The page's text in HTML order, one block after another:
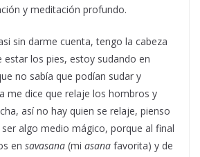
y meditación profundo.
sin darme cuenta, tengo la cabeza
estar los pies, estoy sudando en
no sabía que podían sudar y
me dice que relaje los hombros y
así no hay quien se relaje, pienso
algo medio mágico, porque al final
en savasana (mi asana favorita) y de